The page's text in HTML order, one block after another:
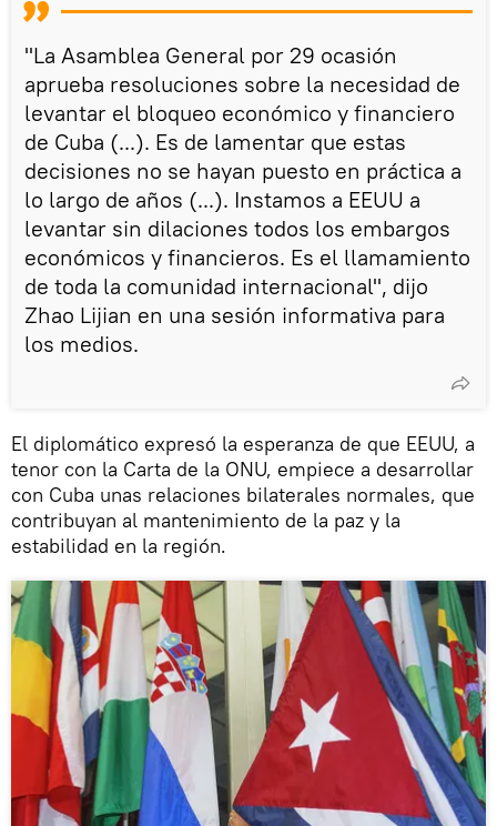
"La Asamblea General por 29 ocasión
aprueba resoluciones sobre la necesidad de
levantar el bloqueo económico y financiero
de Cuba (...). Es de lamentar que estas
decisiones no se hayan puesto en práctica a
lo largo de años (...). Instamos a EEUU a
levantar sin dilaciones todos los embargos
económicos y financieros. Es el llamamiento
de toda la comunidad internacional", dijo
Zhao Lijian en una sesión informativa para
los medios.
El diplomático expresó la esperanza de que EEUU, a
tenor con la Carta de la ONU, empiece a desarrollar
con Cuba unas relaciones bilaterales normales, que
contribuyan al mantenimiento de la paz y la
estabilidad en la región.